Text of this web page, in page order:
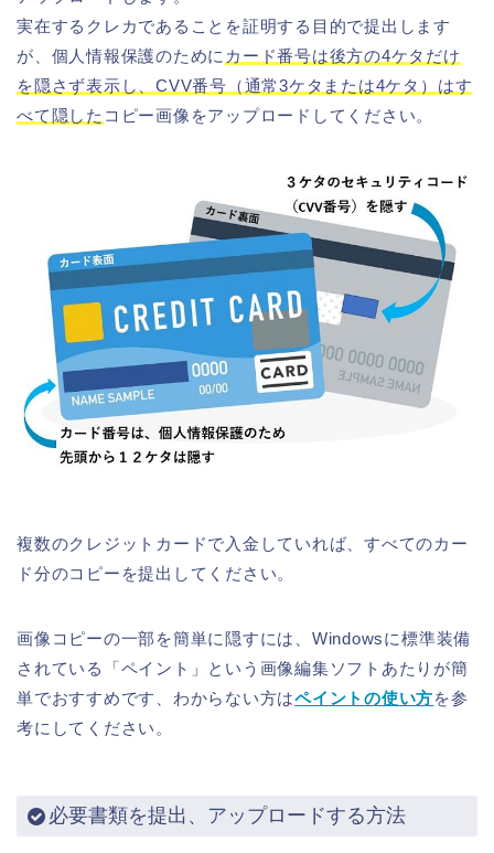
実在するクレカであることを証明する目的で提出します
が、個人情報保護のために カード番号は後方の4ケタだけ
を隠さず表示し、CVV番号（通常3ケタまたは4ケタ）はす
べて隠した コピー画像をアップロードしてください。
複数のクレジットカードで入金していれば、すべてのカー
ド分のコピーを提出してください。
画像コピーの一部を簡単に隠すには、Windowsに標準装備
されている「ペイント」という画像編集ソフトあたりが簡
単でおすすめです、わからない方はペイントの使い方を参
考にしてください。
必要書類を提出、アップロードする方法